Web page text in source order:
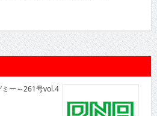
ー～261号vol.4